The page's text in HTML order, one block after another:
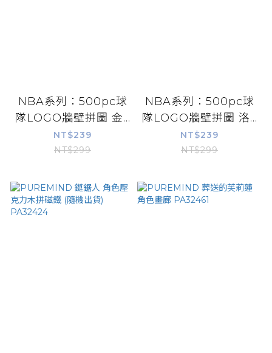
NBA系列：500pc球
隊LOGO牆壁拼圖 金...
NT$239
NT$299
NBA系列：500pc球
隊LOGO牆壁拼圖 洛...
NT$239
NT$299